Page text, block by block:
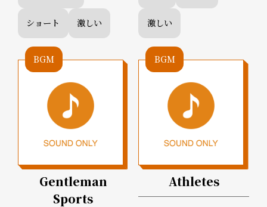
ショート 激しい 激しい
BGM
Gentleman
Sports
BGM
Athletes